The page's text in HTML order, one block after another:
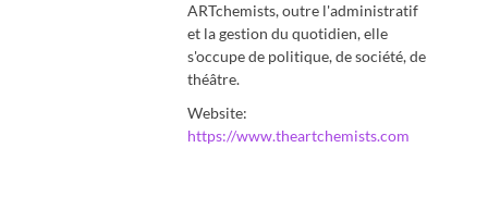
ARTchemists, outre l'administratif
et la gestion du quotidien, elle
s'occupe de politique, de société, de
théâtre.
Website:
https://www.theartchemists.com